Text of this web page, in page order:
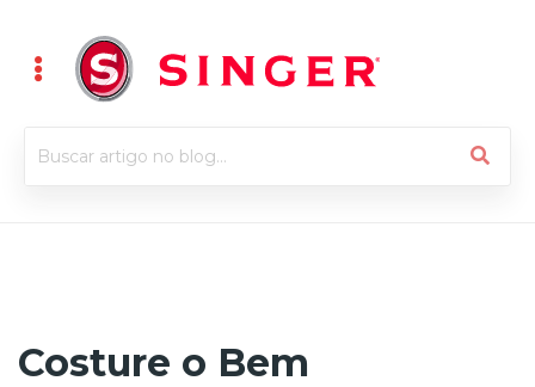
Costure o Bem